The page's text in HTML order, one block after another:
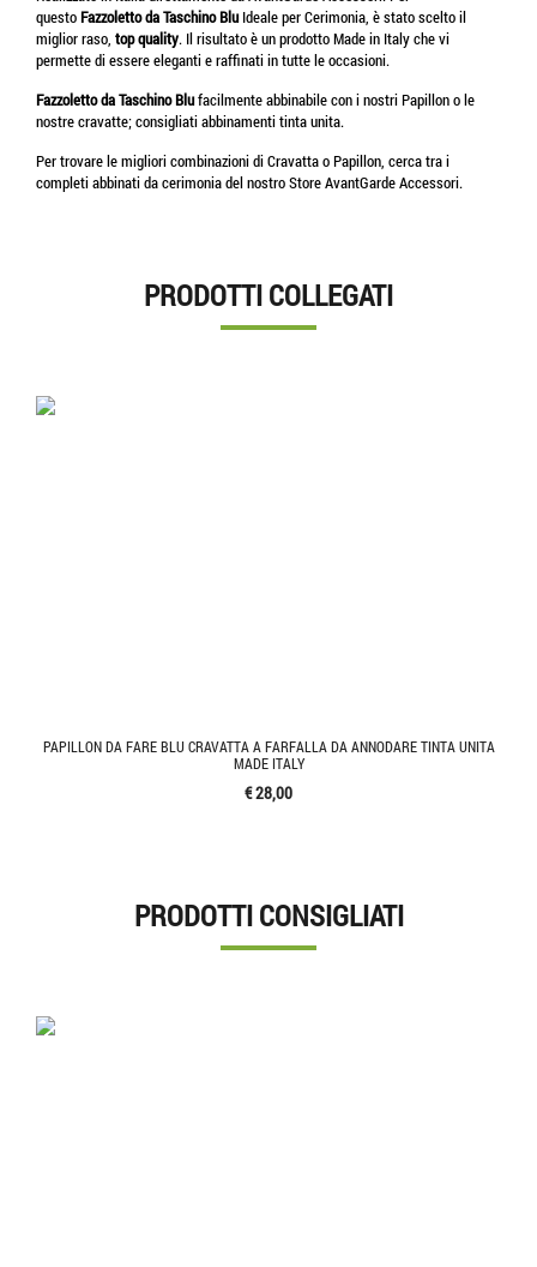
questoFazzoletto da Taschino BluIdeale per Cerimonia, è stato scelto il
miglior raso, top quality. Il risultato è un prodotto Made in Italy che vi
permette di essere eleganti e raffinati in tutte le occasioni.
Fazzoletto da Taschino Blufacilmente abbinabile con i nostri Papillon o le
nostre cravatte; consigliati abbinamenti tinta unita.
Per trovare le migliori combinazioni di Cravatta o Papillon, cerca tra i
completi abbinati da cerimonia del nostro Store AvantGarde Accessori.
PRODOTTI COLLEGATI
PAPILLON DA FARE BLU CRAVATTA A FARFALLA DA ANNODARE TINTA UNITA
MADE ITALY
€ 28,00
PRODOTTI CONSIGLIATI